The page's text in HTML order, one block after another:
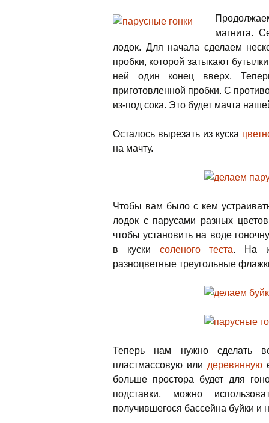
магнита.
лодок. Для начала сделаем
пробки, которой затыкают
ней один конец вверх.
приготовленной пробки. С
из-под сока. Это будет мачта
Осталось вырезать из куска
на мачту.
Чтобы вам было с кем
лодок с парусами разных
чтобы установить на воде
в куски соленого теста. На
разноцветные треугольные
Теперь нам нужно сделать
пластмассовую или деревянную
больше простора будет для
подставки, можно
получившегося бассейна буйки и